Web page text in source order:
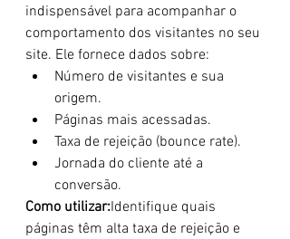
indispensável para acompanhar o
comportamento dos visitantes no seu
site. Ele fornece dados sobre:
Número de visitantes e sua
origem.
Páginas mais acessadas.
Taxa de rejeição (bounce rate).
Jornada do cliente até a
conversão.
Como utilizar:Identifique quais
páginas têm alta taxa de rejeição e